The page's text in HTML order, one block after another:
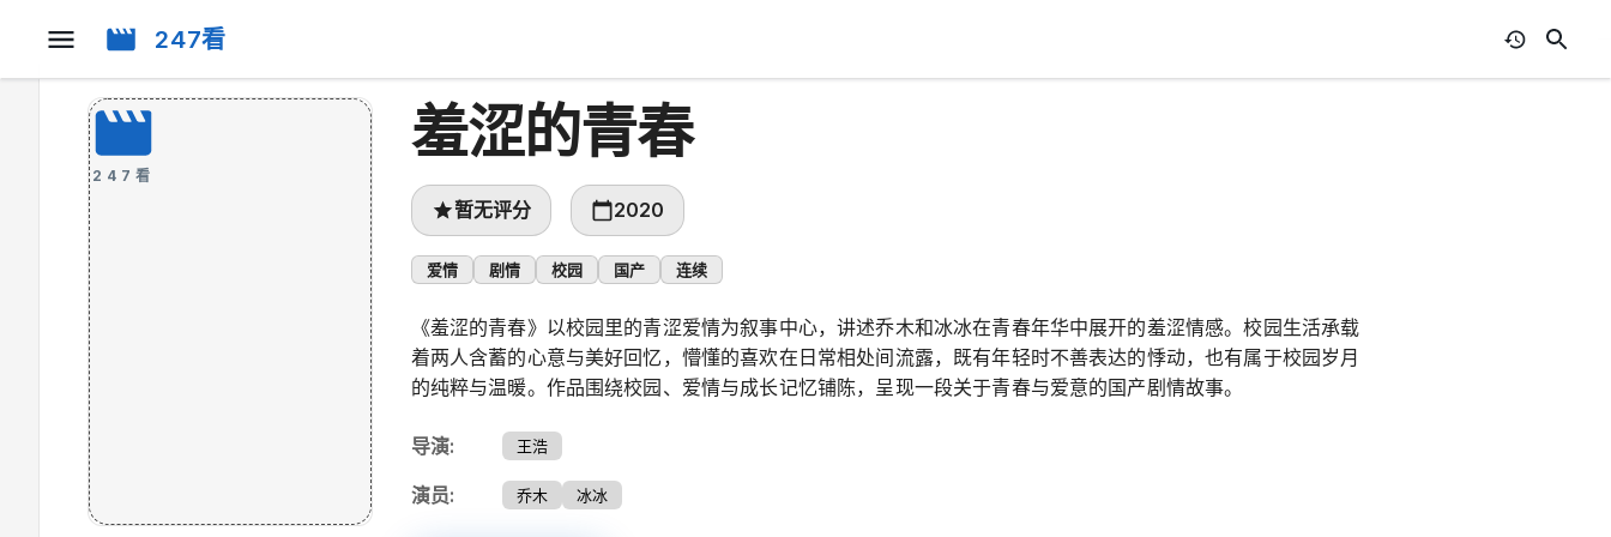
247看
247看
羞涩的青春
暂无评分 2020
爱情 剧情 校园 国产 连续
《羞涩的青春》以校园里的青涩爱情为叙事中心，讲述乔木和冰冰在青春年华中展开的羞涩情感。校园生活承载
着两人含蓄的心意与美好回忆，懵懂的喜欢在日常相处间流露，既有年轻时不善表达的悸动，也有属于校园岁月
的纯粹与温暖。作品围绕校园、爱情与成长记忆铺陈，呈现一段关于青春与爱意的国产剧情故事。
导演: 王浩
演员: 乔木 冰冰